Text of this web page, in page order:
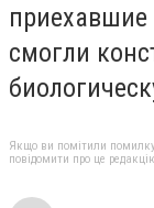
приехавшие
смогли
Якщо ви помітили помилку,
повідомити про це